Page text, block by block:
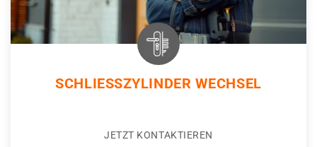
SCHLIESSZYLINDER WECHSEL
JETZT KONTAKTIEREN